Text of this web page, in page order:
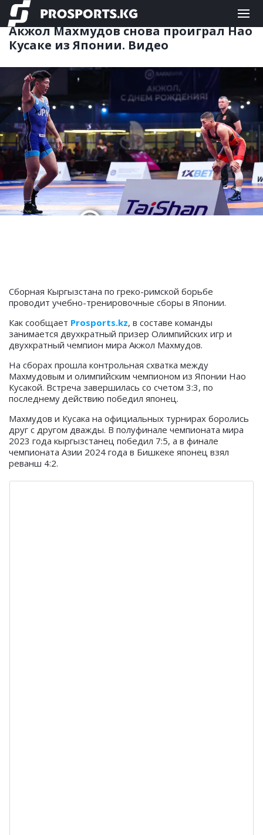
ЕДИНОБОРСТВА 14.07.2025 10:37
Акжол Махмудов снова проиграл Нао
Кусаке из Японии. Видео
Сборная Кыргызстана по греко-римской борьбе
проводит учебно-тренировочные сборы в Японии.
Как сообщает Prosports.kz, в составе команды
занимается двухкратный призер Олимпийских игр и
двухкратный чемпион мира Акжол Махмудов.
На сборах прошла контрольная схватка между
Махмудовым и олимпийским чемпионом из Японии Нао
Кусакой. Встреча завершилась со счетом 3:3, по
последнему действию победил японец.
Махмудов и Кусака на официальных турнирах боролись
друг с другом дважды. В полуфинале чемпионата мира
2023 года кыргызстанец победил 7:5, а в финале
чемпионата Азии 2024 года в Бишкеке японец взял
реванш 4:2.